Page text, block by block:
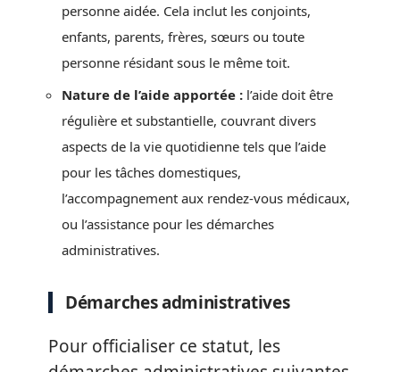
personne aidée. Cela inclut les conjoints,
enfants, parents, frères, sœurs ou toute
personne résidant sous le même toit.
Nature de l’aide apportée : l’aide doit être
régulière et substantielle, couvrant divers
aspects de la vie quotidienne tels que l’aide
pour les tâches domestiques,
l’accompagnement aux rendez-vous médicaux,
ou l’assistance pour les démarches
administratives.
Démarches administratives
Pour officialiser ce statut, les